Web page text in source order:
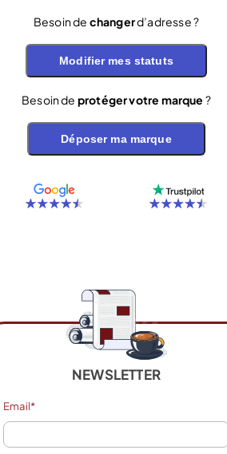
4,8 sur 1267 avis
LBDD20
4,8 sur 3526 avis
Besoin de changerd’adresse ?
Modifier mes statuts
Besoin de protéger votre marque ?
Déposer ma marque
NEWSLETTER
Email*